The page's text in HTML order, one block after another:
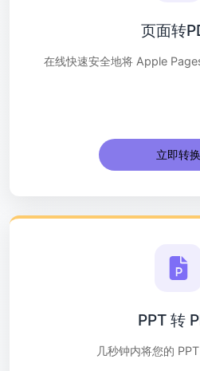
页面转
在线快速安全地将 Apple
立即转换
PPT 转
几秒钟内将您的